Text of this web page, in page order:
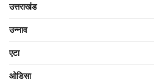
उत्तराखंड
उन्नाव
एटा
ओडिसा